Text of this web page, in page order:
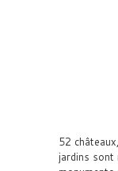
52
jardins sont